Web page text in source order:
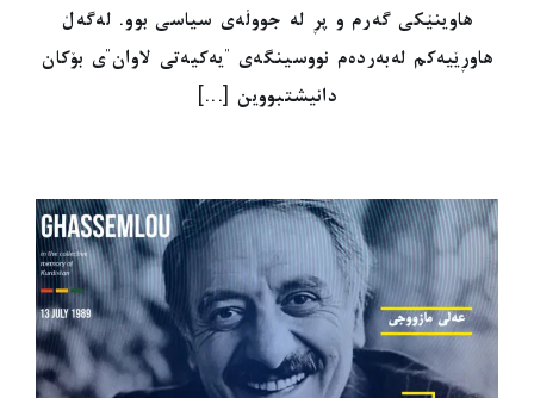
هاوینێکی گەرم و پڕ لە جووڵەی سیاسی بوو. لەگەڵ
هاوڕێیەکم لەبەردەم نووسینگەی "یەکیەتی لاوان"ی بۆکان
دانیشتبووین [...]